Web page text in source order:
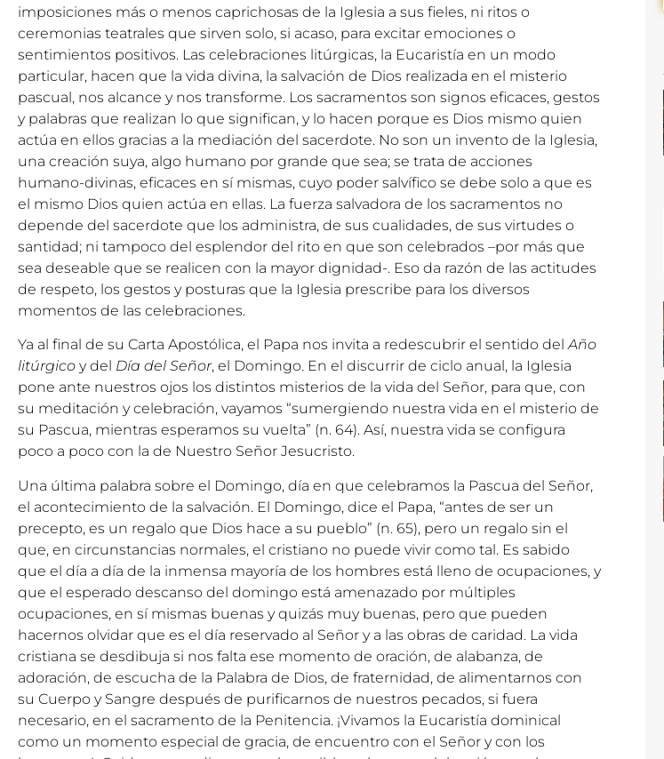
imposiciones más o menos caprichosas de la Iglesia a sus fieles, ni ritos o
ceremonias teatrales que sirven solo, si acaso, para excitar emociones o
sentimientos positivos. Las celebraciones litúrgicas, la Eucaristía en un modo
particular, hacen que la vida divina, la salvación de Dios realizada en el misterio
pascual, nos alcance y nos transforme. Los sacramentos son signos eficaces, gestos
y palabras que realizan lo que significan, y lo hacen porque es Dios mismo quien
actúa en ellos gracias a la mediación del sacerdote. No son un invento de la Iglesia,
una creación suya, algo humano por grande que sea; se trata de acciones
humano-divinas, eficaces en sí mismas, cuyo poder salvífico se debe solo a que es
el mismo Dios quien actúa en ellas. La fuerza salvadora de los sacramentos no
depende del sacerdote que los administra, de sus cualidades, de sus virtudes o
santidad; ni tampoco del esplendor del rito en que son celebrados –por más que
sea deseable que se realicen con la mayor dignidad-. Eso da razón de las actitudes
de respeto, los gestos y posturas que la Iglesia prescribe para los diversos
momentos de las celebraciones.
Ya al final de su Carta Apostólica, el Papa nos invita a redescubrir el sentido delAño
litúrgico y del Día del Señor, el Domingo. En el discurrir de ciclo anual, la Iglesia
pone ante nuestros ojos los distintos misterios de la vida del Señor, para que, con
su meditación y celebración, vayamos “sumergiendo nuestra vida en el misterio de
su Pascua, mientras esperamos su vuelta” (n. 64). Así, nuestra vida se configura
poco a poco con la de Nuestro Señor Jesucristo.
Una última palabra sobre el Domingo, día en que celebramos la Pascua del Señor,
el acontecimiento de la salvación. El Domingo, dice el Papa, “antes de ser un
precepto, es un regalo que Dios hace a su pueblo” (n. 65), pero un regalo sin el
que, en circunstancias normales, el cristiano no puede vivir como tal. Es sabido
que el día a día de la inmensa mayoría de los hombres está lleno de ocupaciones, y
que el esperado descanso del domingo está amenazado por múltiples
ocupaciones, en sí mismas buenas y quizás muy buenas, pero que pueden
hacernos olvidar que es el día reservado al Señor y a las obras de caridad. La vida
cristiana se desdibuja si nos falta ese momento de oración, de alabanza, de
adoración, de escucha de la Palabra de Dios, de fraternidad, de alimentarnos con
su Cuerpo y Sangre después de purificarnos de nuestros pecados, si fuera
necesario, en el sacramento de la Penitencia. ¡Vivamos la Eucaristía dominical
como un momento especial de gracia, de encuentro con el Señor y con los